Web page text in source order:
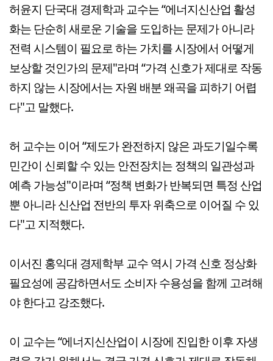
허윤지 단국대 경제학과 교수는 “에너지신산업 활성
화는 단순히 새로운 기술을 도입하는 문제가 아니라
전력 시스템이 필요로 하는 가치를 시장에서 어떻게
보상할 것인가의 문제"라며 “가격 신호가 제대로 작동
하지 않는 시장에서는 자원 배분 왜곡을 피하기 어렵
다"고 말했다.
허 교수는 이어 “제도가 완전하지 않은 과도기일수록
민간이 신뢰할 수 있는 안전장치는 정책의 일관성과
예측 가능성"이라며 “정책 변화가 반복되면 특정 산업
뿐 아니라 신산업 전반의 투자 위축으로 이어질 수 있
다"고 지적했다.
이서진 홍익대 경제학부 교수 역시 가격 신호 정상화
필요성에 공감하면서도 소비자 수용성을 함께 고려해
야 한다고 강조했다.
이 교수는 “에너지신산업이 시장에 진입한 이후 자생